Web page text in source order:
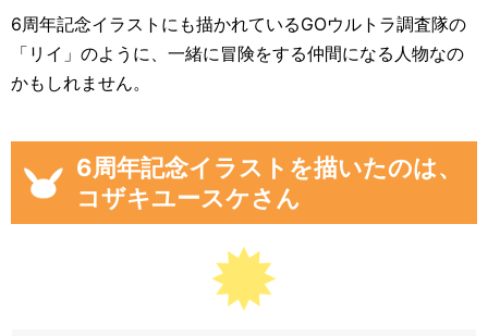
6周年記念イラストにも描かれているGOウルトラ調査隊の
「リイ」のように、一緒に冒険をする仲間になる人物なの
かもしれません。
6周年記念イラストを描いたのは、
コザキユースケさん